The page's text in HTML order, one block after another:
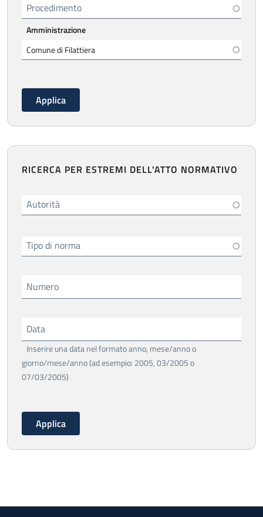
Procedimento
Amministrazione
RICERCA PER ESTREMI DELL'ATTO NORMATIVO
Autorità
Tipo di norma
Numero
Data
Inserire una data nel formato anno, mese/anno o
giorno/mese/anno (ad esempio: 2005, 03/2005 o
07/03/2005)